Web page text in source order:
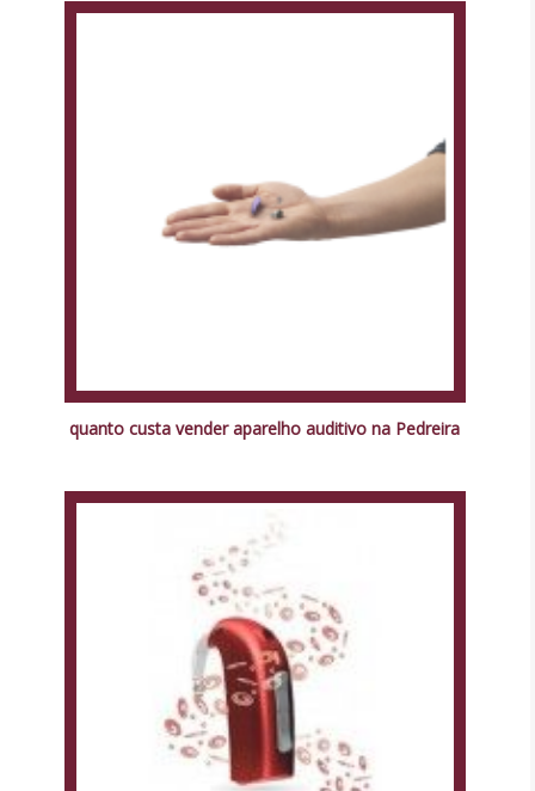
quanto custa vender aparelho auditivo na Pedreira